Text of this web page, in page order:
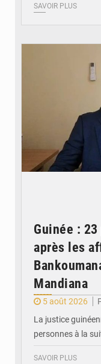
SAVOIR PLUS
Guinée :
après les
Mandiana
5 août 2026
La justice
personnes à la
SAVOIR PLUS